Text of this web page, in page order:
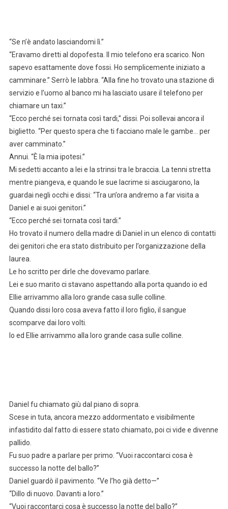
“Se n’è andato lasciandomi lì.”
“Eravamo diretti al dopofesta. Il mio telefono era scarico. Non
sapevo esattamente dove fossi. Ho semplicemente iniziato a
camminare.” Serrò le labbra. “Alla fine ho trovato una stazione di
servizio e l’uomo al banco mi ha lasciato usare il telefono per
chiamare un taxi.”
“Ecco perché sei tornata così tardi,” dissi. Poi sollevai ancora il
biglietto. “Per questo spera che ti facciano male le gambe… per
aver camminato.”
Annui. “È la mia ipotesi.”
Mi sedetti accanto a lei e la strinsi tra le braccia. La tenni stretta
mentre piangeva, e quando le sue lacrime si asciugarono, la
guardai negli occhi e dissi: “Tra un’ora andremo a far visita a
Daniel e ai suoi genitori.”
“Ecco perché sei tornata così tardi.”
Ho trovato il numero della madre di Daniel in un elenco di contatti
dei genitori che era stato distribuito per l’organizzazione della
laurea.
Le ho scritto per dirle che dovevamo parlare.
Lei e suo marito ci stavano aspettando alla porta quando io ed
Ellie arrivammo alla loro grande casa sulle colline.
Quando dissi loro cosa aveva fatto il loro figlio, il sangue
scomparve dai loro volti.
Io ed Ellie arrivammo alla loro grande casa sulle colline.
Daniel fu chiamato giù dal piano di sopra.
Scese in tuta, ancora mezzo addormentato e visibilmente
infastidito dal fatto di essere stato chiamato, poi ci vide e divenne
pallido.
Fu suo padre a parlare per primo. “Vuoi raccontarci cosa è
successo la notte del ballo?”
Daniel guardò il pavimento. “Ve l’ho già detto—”
“Dillo di nuovo. Davanti a loro.”
“Vuoi raccontarci cosa è successo la notte del ballo?”